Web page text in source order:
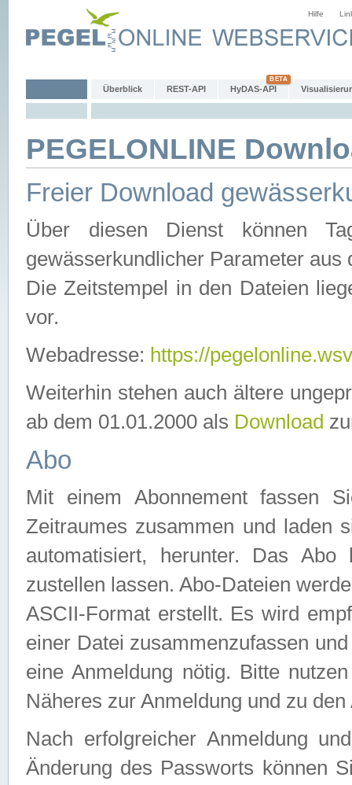
Hilfe
Überblick REST-API HyDAS-API
PEGELONLINE
Freier Download
Über diesen Dienst können
gewässerkundlicher Parameter aus
Die Zeitstempel in den Dateien
vor.
Webadresse: https://
Weiterhin stehen auch ältere
ab dem 01.01.2000 als Download
Abo
Mit einem Abonnement fassen
Zeitraumes zusammen und laden
automatisiert, herunter. Das
zustellen lassen. Abo-Dateien
ASCII-Format erstellt. Es wird
einer Datei zusammenzufassen
eine Anmeldung nötig. Bitte
Näheres zur Anmeldung und zu
Nach erfolgreicher Anmeldung
Änderung des Passworts können